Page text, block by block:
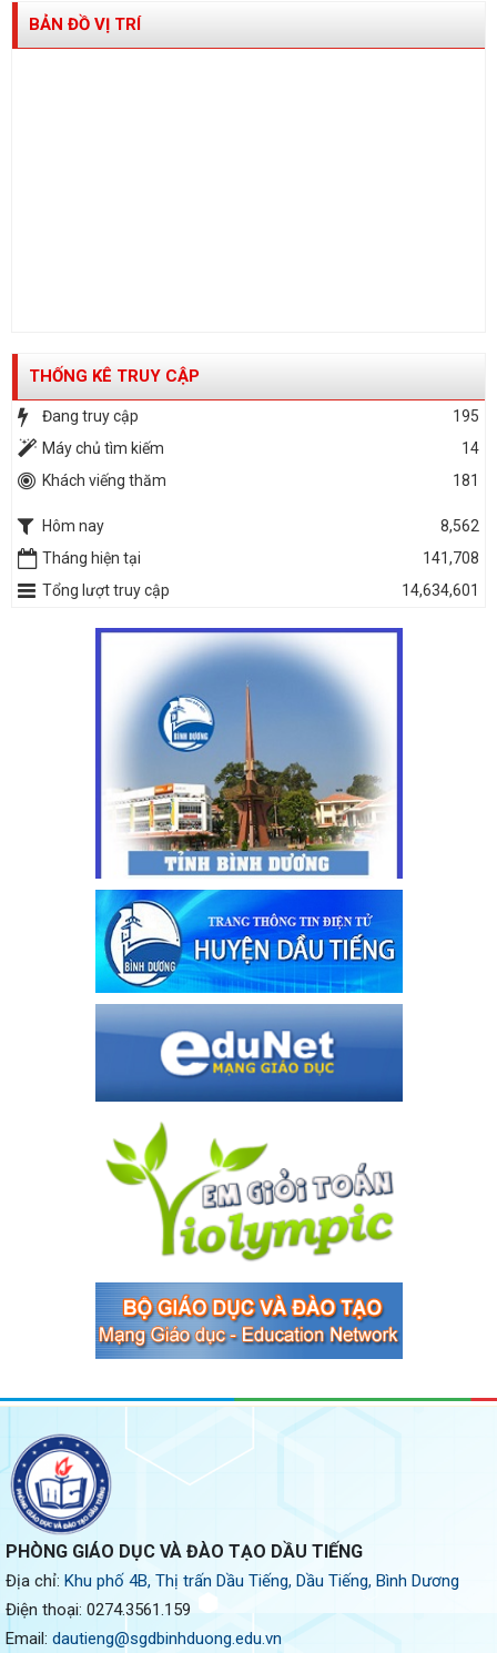
BẢN ĐỒ VỊ TRÍ
THỐNG KÊ TRUY CẬP
Đang truy cập
195
Máy chủ tìm kiếm
14
Khách viếng thăm
181
Hôm nay
8,562
Tháng hiện tại
141,708
Tổng lượt truy cập
14,634,601
PHÒNG GIÁO DỤC VÀ ĐÀO TẠO DẦU TIẾNG
Địa chỉ: Khu phố 4B, Thị trấn Dầu Tiếng, Dầu Tiếng, Bình Dương
Điện thoại: 0274.3561.159
Email: dautieng@sgdbinhduong.edu.vn